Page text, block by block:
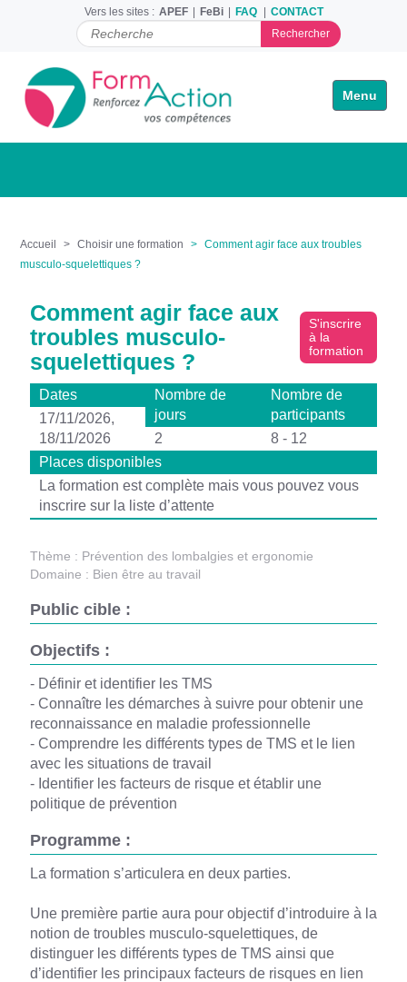
Vers les sites : APEF FeBi FAQ CONTACT
C
h
r
Toggle
Accueil Choisir une formation
Comment agir face aux troubles
musculo-squelettiques ?
Comment agir face aux
troubles musculo-
squelettiques ?
S'inscrire
à la
formation
Dates
17/11/2026,
18/11/2026
Nombre de
jours
2
Nombre de
participants
8 - 12
Places disponibles
La formation est complète mais vous pouvez vous
inscrire sur la liste d’attente
Thème : Prévention des lombalgies et ergonomie
Domaine : Bien être au travail
Public cible :
Objectifs :
- Définir et identifier les TMS
- Connaître les démarches à suivre pour obtenir une
reconnaissance en maladie professionnelle
- Comprendre les différents types de TMS et le lien
avec les situations de travail
- Identifier les facteurs de risque et établir une
politique de prévention
Programme :
La formation s’articulera en deux parties.
Une première partie aura pour objectif d’introduire à la
notion de troubles musculo-squelettiques, de
distinguer les différents types de TMS ainsi que
d’identifier les principaux facteurs de risques en lien